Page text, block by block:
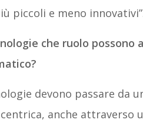
piccoli e meno
che ruolo possono
devono passare da
anche attraverso